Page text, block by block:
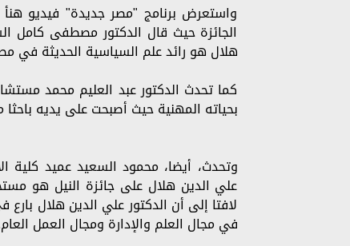
واستعرض برنامج "مصر جديدة" فيديو
الجائزة حيث قال الدكتور مصطفى كامل
هلال هو رائد علم السياسية الحديثة في
كما تحدث الدكتور عبد العليم محمد
بحياته المهنية حيث أصبحت على يديه
وتحدث، أيضا، محمود السعيد عميد كلية
علي الدين هلال على جائزة النيل هو
لافتا إلى أن الدكتور علي الدين هلال
في مجال العلم والإدارة ومجال العمل